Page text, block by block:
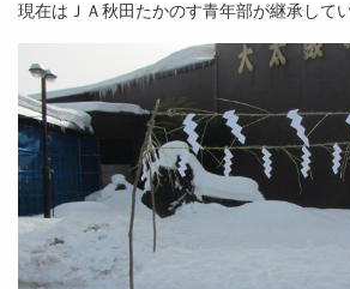
現在はＪＡ秋田たかのす青年部が継承してい